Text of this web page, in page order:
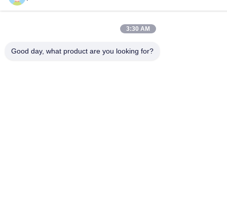
3:30 AM
Good day, what product are you looking for?